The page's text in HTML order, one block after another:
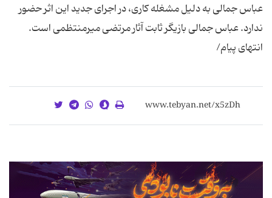
عباس جمالی به دلیل مشغله کاری، در اجرای جدید این اثر حضور
ندارد. عباس جمالی بازیگر ثابت آثار مرتضی میرمنتظمی است.
انتهای پیام/